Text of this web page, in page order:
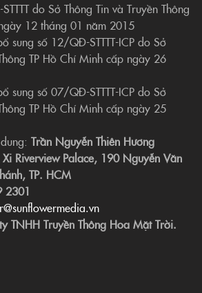
do Sở Thông Tin và Truyền Thông
12 tháng 01 năm 2015
sung số 12/QĐ-STTTT-ICP do Sở
TP Hồ Chí Minh cấp ngày 26
sung số 07/QĐ-STTTT-ICP do Sở
TP Hồ Chí Minh cấp ngày 25
Trần Nguyễn Thiên Hương
Riverview Palace, 190 Nguyễn Văn
TP. HCM
2301
TNHH Truyền Thông Hoa Mặt Trời.